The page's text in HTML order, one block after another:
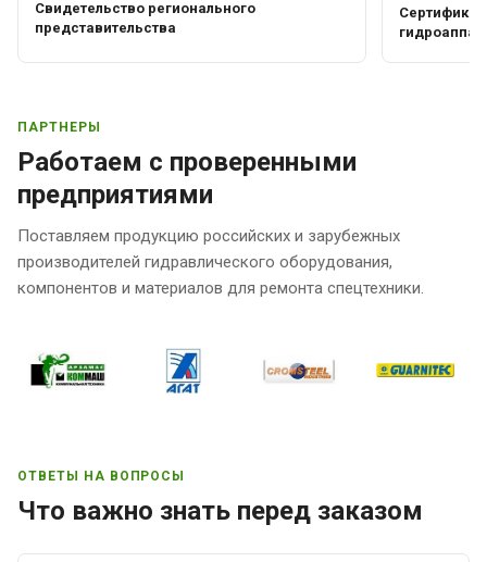
Свидетельство регионального
представительства
Сертификат
ПАРТНЕРЫ
Работаем с проверенными
предприятиями
Поставляем продукцию российских и зарубежных
производителей гидравлического оборудования,
компонентов и материалов для ремонта спецтехники.
ОТВЕТЫ НА ВОПРОСЫ
Что важно знать перед заказом